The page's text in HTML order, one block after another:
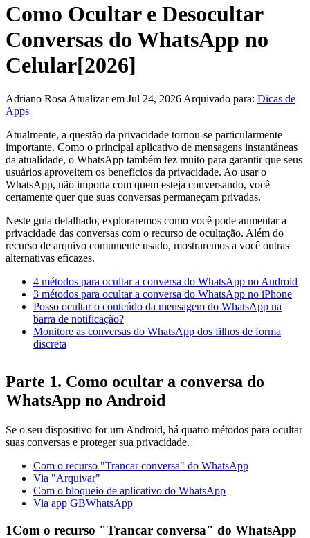
Como Ocultar e Desocultar
Conversas do WhatsApp no
Celular[2026]
Adriano Rosa Atualizar em Jul 24, 2026 Arquivado para: Dicas de
Apps
Atualmente, a questão da privacidade tornou-se particularmente
importante. Como o principal aplicativo de mensagens instantâneas
da atualidade, o WhatsApp também fez muito para garantir que seus
usuários aproveitem os benefícios da privacidade. Ao usar o
WhatsApp, não importa com quem esteja conversando, você
certamente quer que suas conversas permaneçam privadas.
Neste guia detalhado, exploraremos como você pode aumentar a
privacidade das conversas com o recurso de ocultação. Além do
recurso de arquivo comumente usado, mostraremos a você outras
alternativas eficazes.
4 métodos para ocultar a conversa do WhatsApp no Android
3 métodos para ocultar a conversa do WhatsApp no iPhone
Posso ocultar o conteúdo da mensagem do WhatsApp na
barra de notificação?
Monitore as conversas do WhatsApp dos filhos de forma
discreta
Parte 1. Como ocultar a conversa do
WhatsApp no Android
Se o seu dispositivo for um Android, há quatro métodos para ocultar
suas conversas e proteger sua privacidade.
Com o recurso "Trancar conversa" do WhatsApp
Via "Arquivar"
Com o bloqueio de aplicativo do WhatsApp
Via app GBWhatsApp
1Com o recurso "Trancar conversa" do WhatsApp